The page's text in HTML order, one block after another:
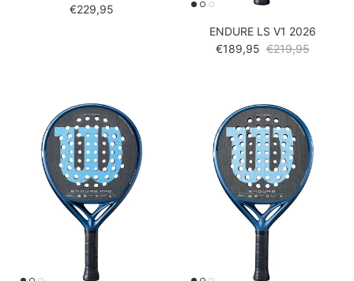
Reguliere prijs
€229,95
ENDURE LS V1 2026
Verkoopprijs
€189,95 Reguliere prijs
€219,95